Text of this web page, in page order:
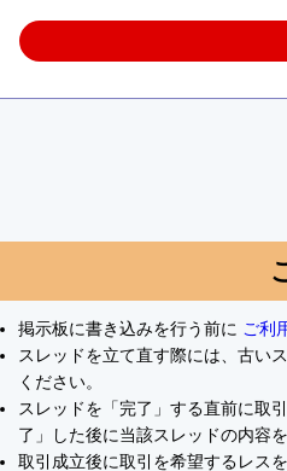
掲示板に書き込みを行う前に ご利
スレッドを立て直す際には、古い
ください。
スレッドを「完了」する直前に取
了」した後に当該スレッドの内容
取引成立後に取引を希望するレス